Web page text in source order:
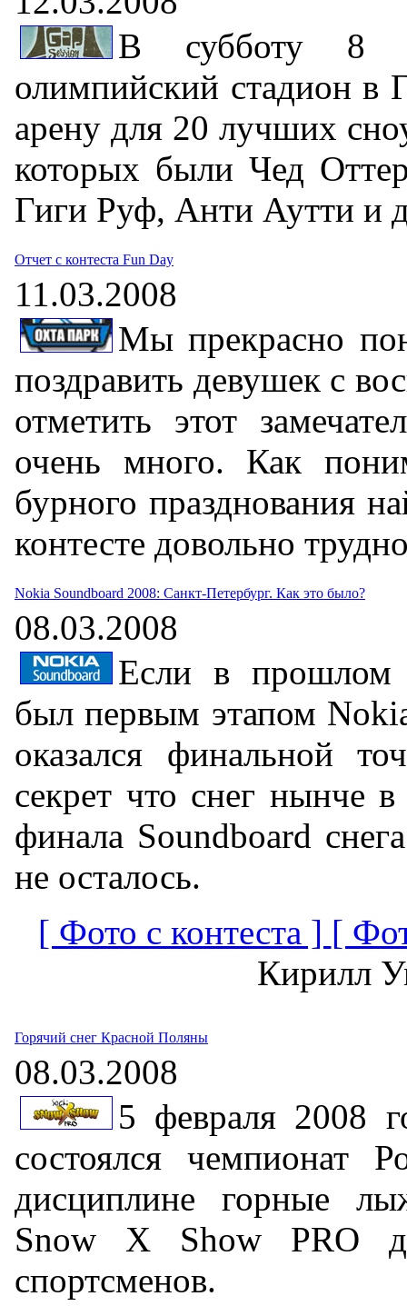
В субботу 8
олимпийский стадион в
арену для 20 лучших
которых были Чед
Гиги Руф, Анти Аутти и
Отчет с контеста Fun Day
11.03.2008
Мы прекрасно
поздравить девушек с
отметить этот
очень много. Как
бурного празднования
контесте довольно
Nokia Soundboard 2008: Санкт-Петербург. Как это было?
08.03.2008
Если в прошлом
был первым этапом
оказался финальной
секрет что снег нынче
финала Soundboard
не осталось.
[ Фото с контеста ] [
Кирилл
Горячий снег Красной Поляны
08.03.2008
5 февраля 2008
состоялся чемпионат
дисциплине горные
Snow X Show PRO
спортсменов.